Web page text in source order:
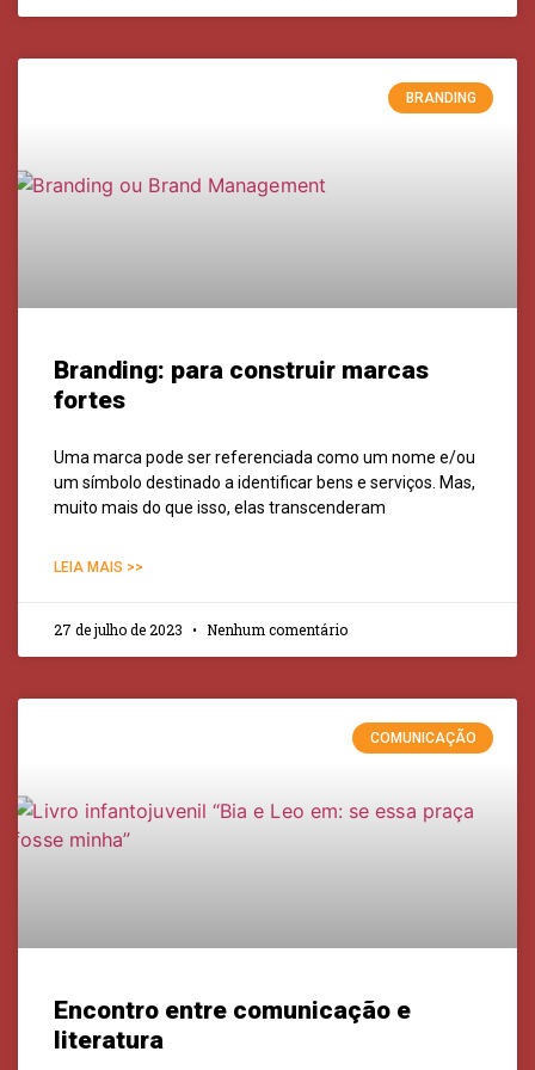
BRANDING
Branding: para construir marcas
fortes
Uma marca pode ser referenciada como um nome e/ou
um símbolo destinado a identificar bens e serviços. Mas,
muito mais do que isso, elas transcenderam
LEIA MAIS >>
27 de julho de 2023 Nenhum comentário
COMUNICAÇÃO
Encontro entre comunicação e
literatura